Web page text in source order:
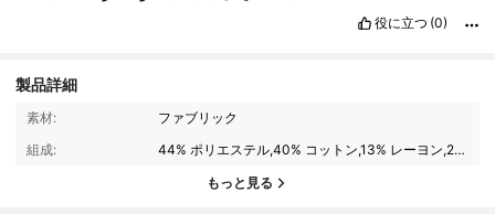
役に立つ (0)
製品詳細
素材:
ファブリック
組成:
44% ポリエステル,40% コットン,13% レーヨン,2% モダール,1% ポリアミド
もっと見る
309K フォロワー